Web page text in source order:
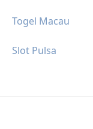
Togel Macau
Slot Pulsa